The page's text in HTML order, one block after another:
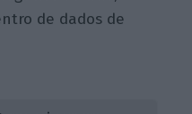
de dados de